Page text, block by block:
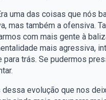
uma das coisas que nós
mas também a ofensiva.
com mais gente à
mais agressiva,
para trás. Se pudermos
evolução que nos